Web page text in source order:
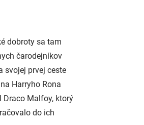
dobroty sa tam
čarodejníkov
svojej prvej ceste
Harryho Rona
Draco Malfoy, ktorý
do ich